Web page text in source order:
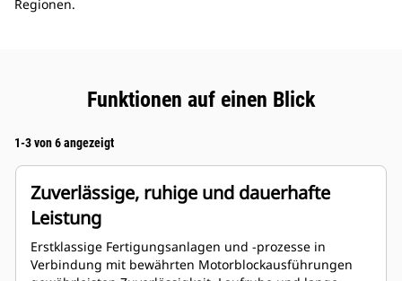
Regionen.
Funktionen auf einen Blick
1-3 von 6 angezeigt
Zuverlässige, ruhige und dauerhafte
Leistung
Erstklassige Fertigungsanlagen und -prozesse in
Verbindung mit bewährten Motorblockausführungen